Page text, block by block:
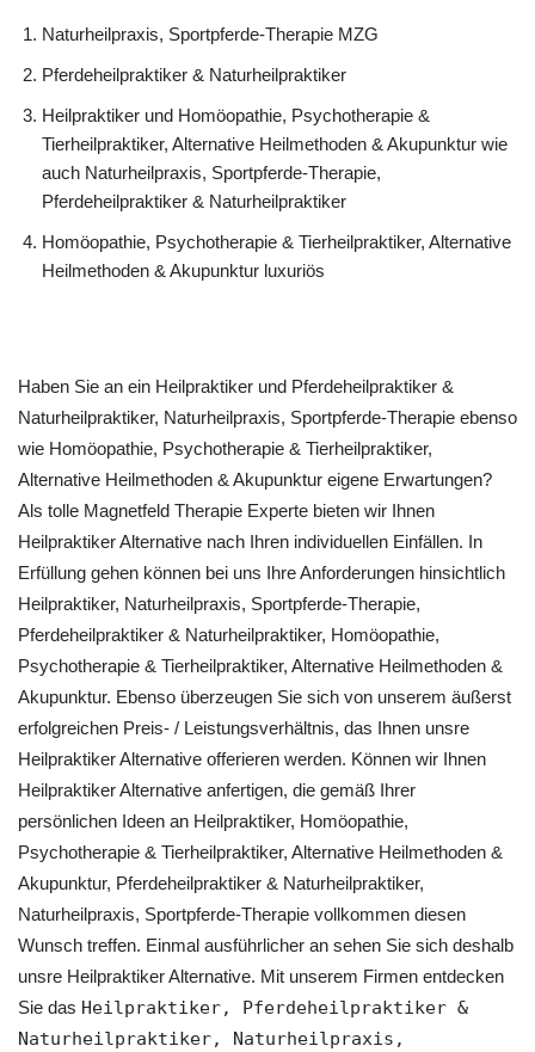
Naturheilpraxis, Sportpferde-Therapie MZG
Pferdeheilpraktiker & Naturheilpraktiker
Heilpraktiker und ‎Homöopathie, ‎Psychotherapie &
‎Tierheilpraktiker, Alternative Heilmethoden & Akupunktur wie
auch Naturheilpraxis, Sportpferde-Therapie,
Pferdeheilpraktiker & Naturheilpraktiker
‎Homöopathie, ‎Psychotherapie & ‎Tierheilpraktiker, Alternative
Heilmethoden & Akupunktur luxuriös
Haben Sie an ein Heilpraktiker und Pferdeheilpraktiker &
Naturheilpraktiker, Naturheilpraxis, Sportpferde-Therapie ebenso
wie ‎Homöopathie, ‎Psychotherapie & ‎Tierheilpraktiker,
Alternative Heilmethoden & Akupunktur eigene Erwartungen?
Als tolle Magnetfeld Therapie Experte bieten wir Ihnen
Heilpraktiker Alternative nach Ihren individuellen Einfällen. In
Erfüllung gehen können bei uns Ihre Anforderungen hinsichtlich
Heilpraktiker, Naturheilpraxis, Sportpferde-Therapie,
Pferdeheilpraktiker & Naturheilpraktiker, ‎Homöopathie,
‎Psychotherapie & ‎Tierheilpraktiker, Alternative Heilmethoden &
Akupunktur. Ebenso überzeugen Sie sich von unserem äußerst
erfolgreichen Preis- / Leistungsverhältnis, das Ihnen unsre
Heilpraktiker Alternative offerieren werden. Können wir Ihnen
Heilpraktiker Alternative anfertigen, die gemäß Ihrer
persönlichen Ideen an Heilpraktiker, ‎Homöopathie,
‎Psychotherapie & ‎Tierheilpraktiker, Alternative Heilmethoden &
Akupunktur, Pferdeheilpraktiker & Naturheilpraktiker,
Naturheilpraxis, Sportpferde-Therapie vollkommen diesen
Wunsch treffen. Einmal ausführlicher an sehen Sie sich deshalb
unsre Heilpraktiker Alternative. Mit unserem Firmen entdecken
Sie das Heilpraktiker, Pferdeheilpraktiker &
Naturheilpraktiker, Naturheilpraxis,